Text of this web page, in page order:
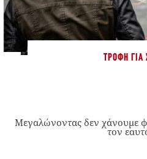
ΤΡΟΦΉ ΓΙΑ
Μεγαλώνοντας δεν χάνουμε
τον